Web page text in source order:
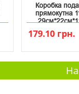
Коробка
прямокутна
179.10 грн.